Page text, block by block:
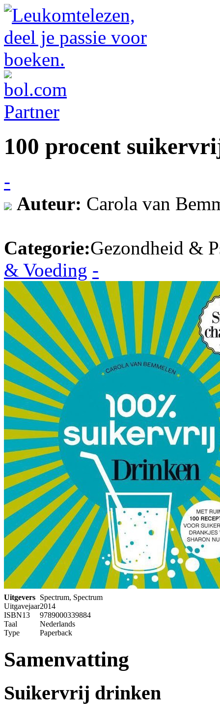
100 procent
-
Auteur: Carola van
Categorie:Gezondheid &
& Voeding -
Uitgevers Spectrum, Spectrum
Uitgavejaar2014
ISBN13
9789000339884
Taal
Nederlands
Type
Paperback
Samenvatting
Suikervrij drinken